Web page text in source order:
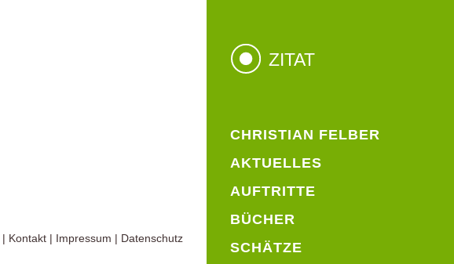
CHRISTIAN FELBER
AKTUELLES
AUFTRITTE
BÜCHER
SCHÄTZE
ZITAT
| Kontakt | Impressum | Datenschutz